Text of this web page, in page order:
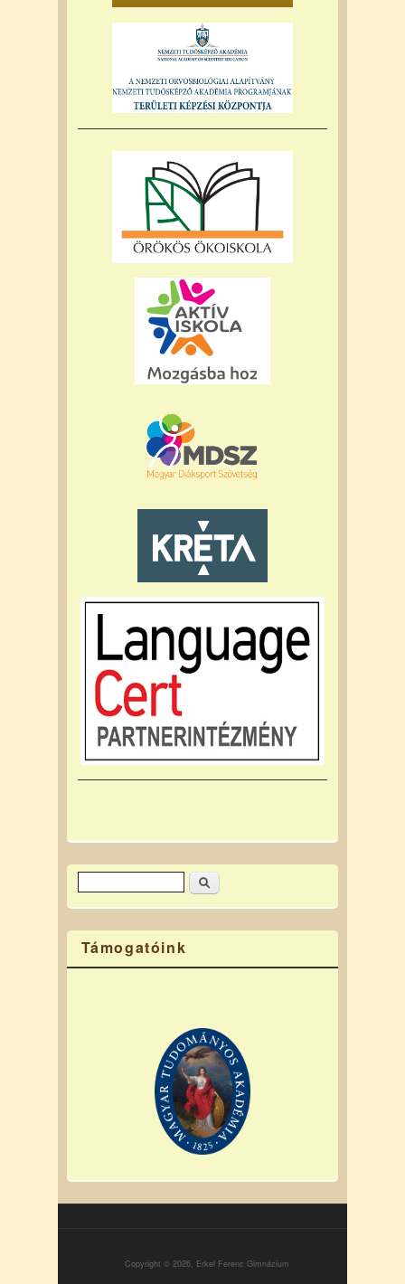
Keresés űrlap
Keresés
Támogatóink
Copyright © 2026, Erkel Ferenc Gimnázium